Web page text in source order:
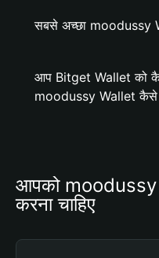
सबसे अच्छा moodussy
आप Bitget Wallet को
moodussy Wallet कैसे
आपको moodussy
करना चाहिए